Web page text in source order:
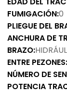
FUMIGACIÓN:0
PLIEGUE DEL
ANCHURA DE
BRAZO:
ENTRE PEZONES:
NÚMERO DE
POTENCIA